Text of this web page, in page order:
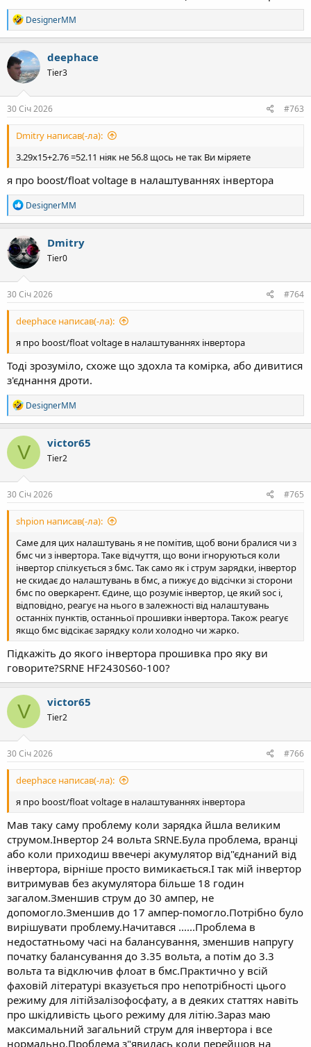
Р
е
а
к
ц
і
ї
:
DesignerMM
deephace
Tier3
30 Січ 2026 #763
Dmitry написав(-ла):
3.29х15+2.76 =52.11 ніяк не 56.8 щось не так Ви міряете
я про boost/float voltage в налаштуваннях інвертора
Р
е
а
к
ц
і
ї
:
DesignerMM
Dmitry
Tier0
30 Січ 2026 #764
deephace написав(-ла):
я про boost/float voltage в налаштуваннях інвертора
Тоді зрозуміло, схоже що здохла та комірка, або дивитися
з'єднання дроти.
Р
е
а
к
ц
і
ї
:
DesignerMM
V victor65
Tier2
30 Січ 2026 #765
shpion написав(-ла):
Саме для цих налаштувань я не помітив, щоб вони бралися чи з
бмс чи з інвертора. Таке відчуття, що вони ігноруються коли
інвертор спілкується з бмс. Так само як і струм зарядки, інвертор
не скидає до налаштувань в бмс, а пижує до відсічки зі сторони
бмс по оверкарент. Єдине, що розуміє інвертор, це який soc і,
відповідно, реагує на нього в залежності від налаштувань
останніх пунктів, останньої прошивки інвертора. Також реагує
якщо бмс відсікає зарядку коли холодно чи жарко.
Підкажіть до якого інвертора прошивка про яку ви
говорите?SRNE HF2430S60-100?
V victor65
Tier2
30 Січ 2026 #766
deephace написав(-ла):
я про boost/float voltage в налаштуваннях інвертора
Мав таку саму проблему коли зарядка йшла великим
струмом.Інвертор 24 вольта SRNE.Була проблема, вранці
або коли приходиш ввечері акумулятор від"єднаний від
інвертора, вірніше просто вимикається.І так мій інвертор
витримував без акумулятора більше 18 годин
загалом.Зменшив струм до 30 ампер, не
допомогло.Зменшив до 17 ампер-помогло.Потрібно було
вирішувати проблему.Начитався ......Проблема в
недостатньому часі на балансування, зменшив напругу
початку балансування до 3.35 вольта, а потім до 3.3
вольта та відключив флоат в бмс.Практично у всій
фаховій літературі вказується про непотрібності цього
режиму для літійзалізофосфату, а в деяких статтях навіть
про шкідливість цього режиму для літію.Зараз маю
максимальний загальний струм для інвертора і все
нормально.Проблема з"явилась коли перейшов на